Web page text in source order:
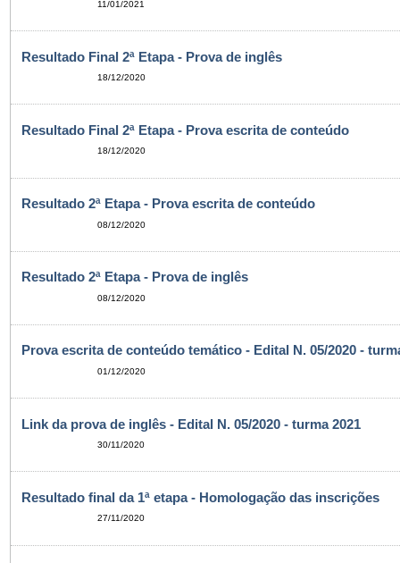
11/01/2021
Resultado Final 2ª Etapa - Prova de inglês
18/12/2020
Resultado Final 2ª Etapa - Prova escrita de conteúdo
18/12/2020
Resultado 2ª Etapa - Prova escrita de conteúdo
08/12/2020
Resultado 2ª Etapa - Prova de inglês
08/12/2020
Prova escrita de conteúdo temático - Edital N. 05/2020 -
01/12/2020
Link da prova de inglês - Edital N. 05/2020 - turma 2021
30/11/2020
Resultado final da 1ª etapa - Homologação das inscrições
27/11/2020